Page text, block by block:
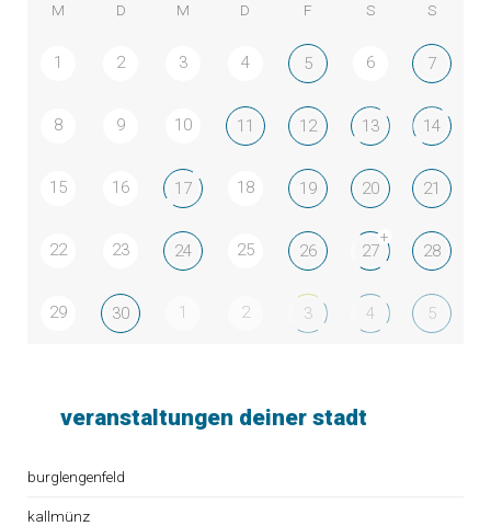
M D M D F S S
1 2 3 4 5 6 7
8 9 10 11 12 13 14
15 16 17 18 19 20 21
22 23 24 25 26 27
+
28
29 30 1 2 3 4 5
veranstaltungen deiner stadt
burglengenfeld
kallmünz